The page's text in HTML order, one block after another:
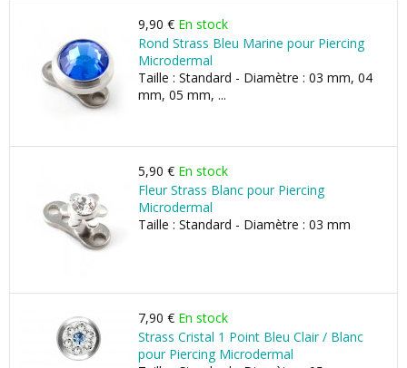
9,90 € En stock
Rond Strass Bleu Marine pour Piercing
Microdermal
Taille : Standard - Diamètre : 03 mm, 04
mm, 05 mm, ...
5,90 € En stock
Fleur Strass Blanc pour Piercing
Microdermal
Taille : Standard - Diamètre : 03 mm
7,90 € En stock
Strass Cristal 1 Point Bleu Clair / Blanc
pour Piercing Microdermal